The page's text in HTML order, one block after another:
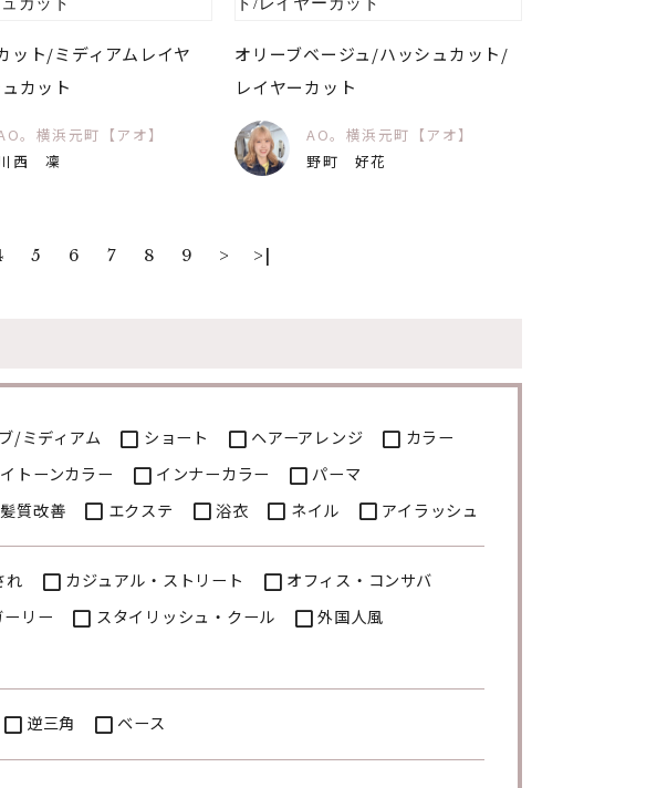
ット/ミディアムレイヤ
カット
。横浜元町【アオ】
西 凜
オリーブベージュ/ハッシュカット/
レイヤーカット
AO。横浜元町【アオ】
野町 好花
5 6 7 8 9 > >|
/ミディアム ショート ヘアーアレンジ
カラー
トーンカラー インナーカラー
パーマ
髪質改善 エクステ 浴衣 ネイル アイラッシュ
れ カジュアル・ストリート
オフィス・コンサバ
リー スタイリッシュ・クール
外国人風
逆三角 ベース